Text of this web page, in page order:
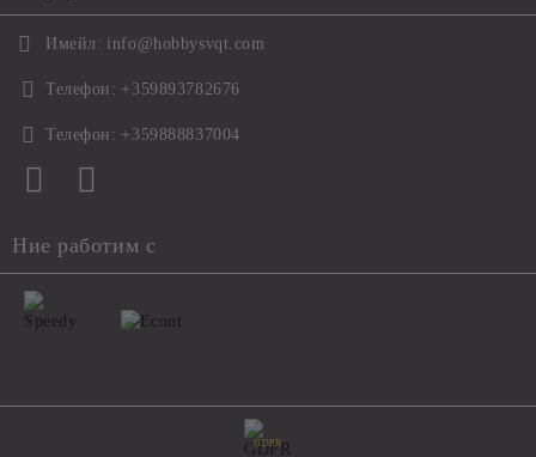
Имейл: info@hobbysvqt.com
Телефон: +359893782676
Телефон: +359888837004
Ние работим с
GDPR